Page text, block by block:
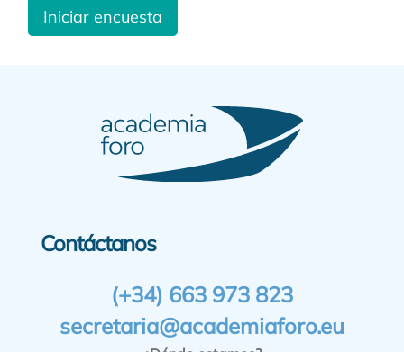
Iniciar encuesta
Contáctanos
(+34) 663 973 823
secretaria@academiaforo.eu